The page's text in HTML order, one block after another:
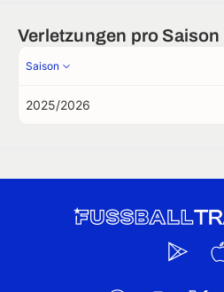
Verletzungen pro Saison
Saison
2025/2026